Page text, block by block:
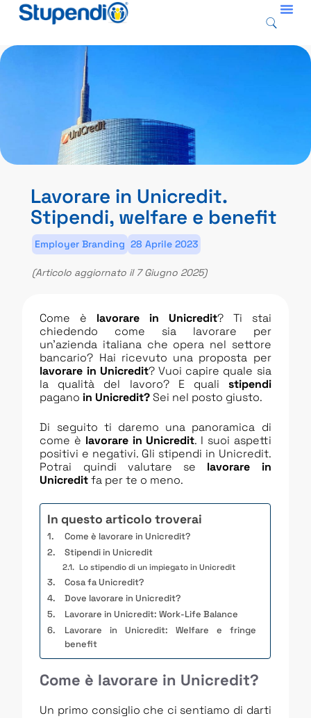
Lavorare in Unicredit.
Stipendi, welfare e benefit
Employer Branding 28 Aprile 2023
(Articolo aggiornato il 7 Giugno 2025)
Come è lavorare in Unicredit? Ti stai
chiedendo come sia lavorare per
un’azienda italiana che opera nel settore
bancario? Hai ricevuto una proposta per
lavorare in Unicredit? Vuoi capire quale sia
la qualità del lavoro? E quali stipendi
pagano in Unicredit?Sei nel posto giusto.
Di seguito ti daremo una panoramica di
come è lavorare in Unicredit. I suoi aspetti
positivi e negativi. Gli stipendi in Unicredit.
Potrai quindi valutare se lavorare in
Unicreditfa per te o meno.
In questo articolo troverai
Come è lavorare in Unicredit?
Stipendi in Unicredit
Lo stipendio di un impiegato in Unicredit
Cosa fa Unicredit?
Dove lavorare in Unicredit?
Lavorare in Unicredit: Work-Life Balance
Lavorare in Unicredit: Welfare e fringe
benefit
Come è lavorare in Unicredit?
Un primo consiglio che ci sentiamo di darti